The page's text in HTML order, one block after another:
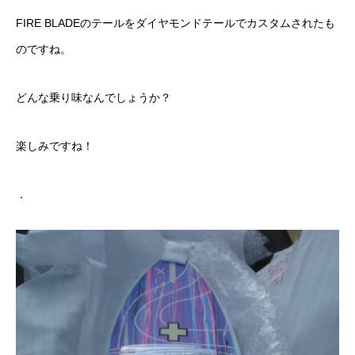
FIRE BLADEのテールをダイヤモンドテールでカスタムされたも
のですね。
どんな乗り味なんでしょうか？
楽しみですね！
．